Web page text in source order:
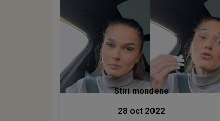
Stiri mondene
28 oct 2022